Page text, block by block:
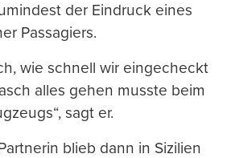
der Eindruck eines
Passagiers.
wie schnell wir eingecheckt
alles gehen musste beim
sagt er.
blieb dann in Sizilien